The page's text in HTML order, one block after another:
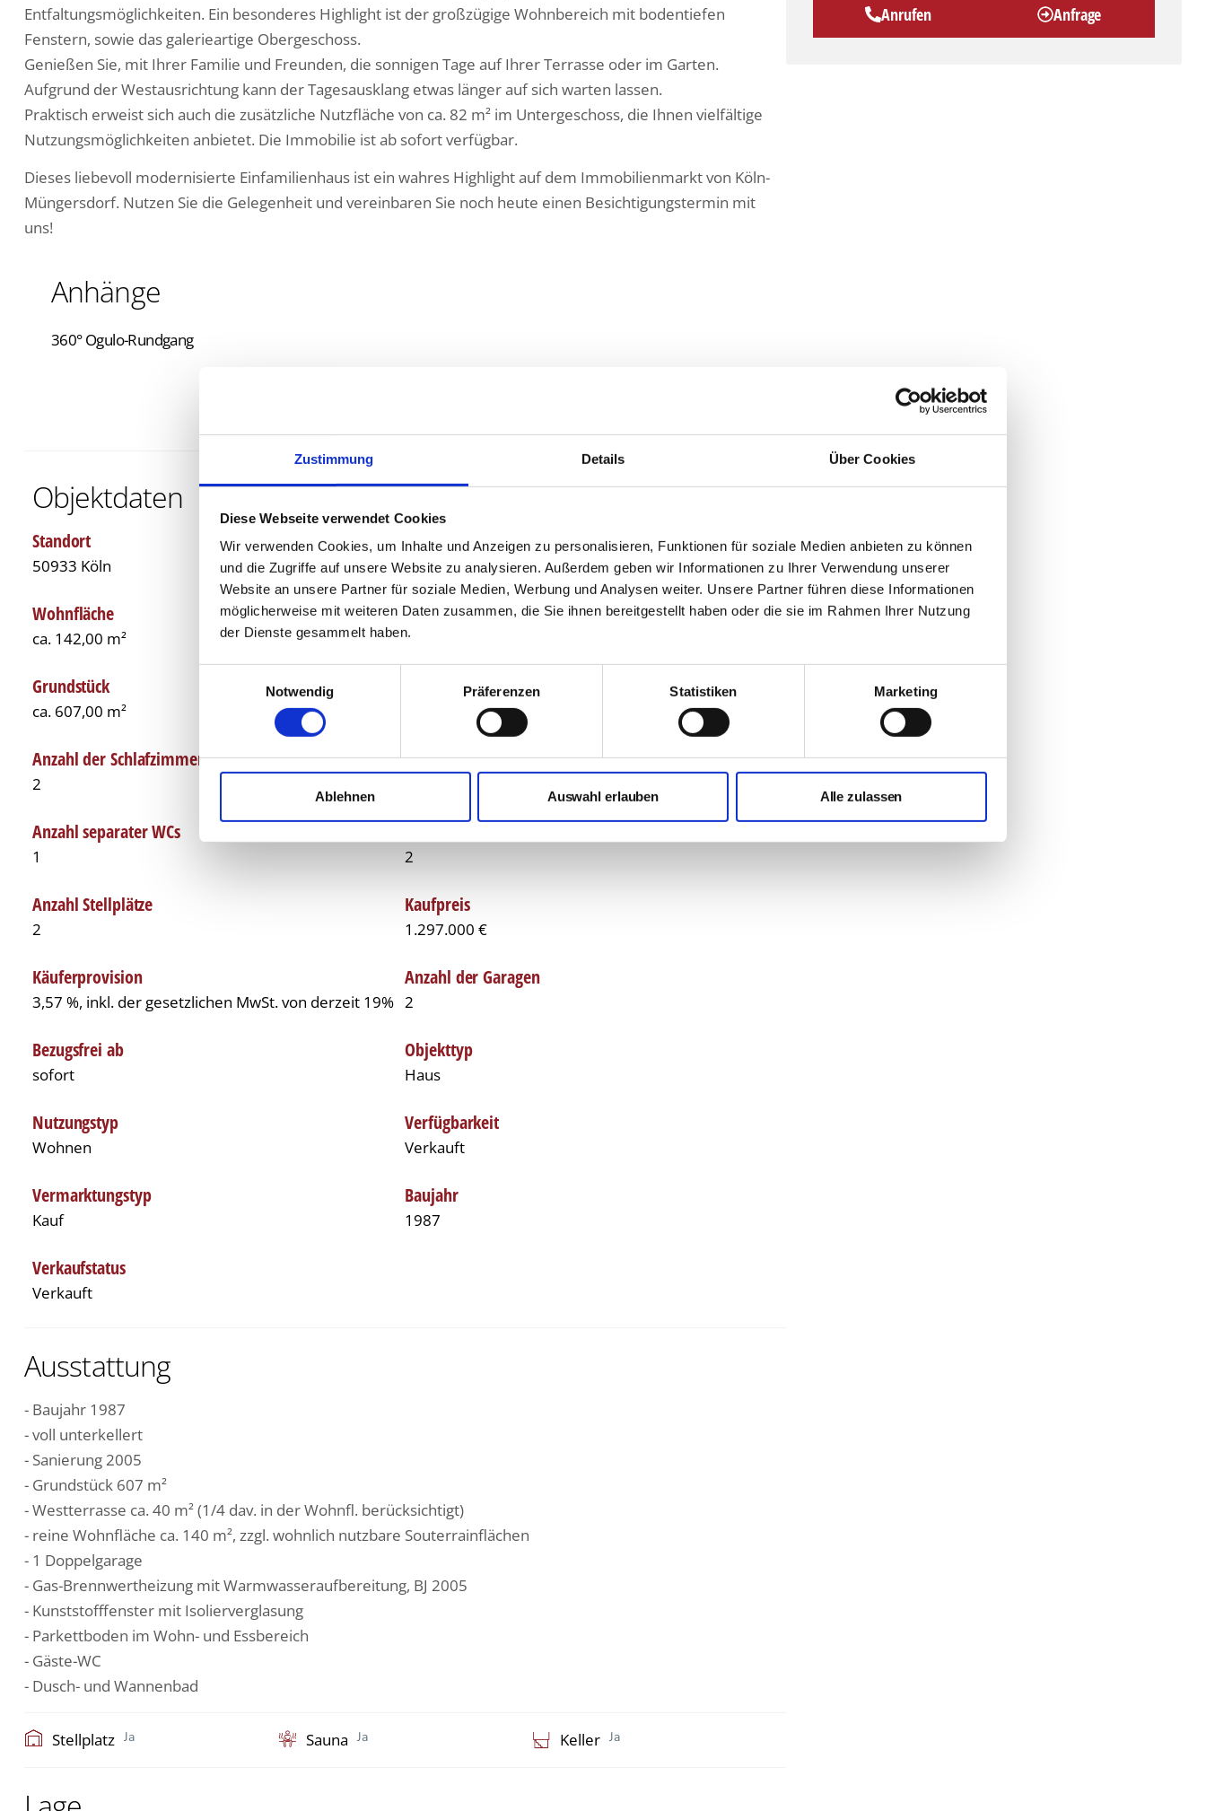
Zustimmung Details Über Cookies
Diese Webseite verwendet Cookies
Wir verwenden Cookies, um Inhalte und Anzeigen zu personalisieren, Funktionen für soziale Medien anbieten zu können
und die Zugriffe auf unsere Website zu analysieren. Außerdem geben wir Informationen zu Ihrer Verwendung unserer
Website an unsere Partner für soziale Medien, Werbung und Analysen weiter. Unsere Partner führen diese Informationen
möglicherweise mit weiteren Daten zusammen, die Sie ihnen bereitgestellt haben oder die sie im Rahmen Ihrer Nutzung
der Dienste gesammelt haben.
Notwendig
Präferenzen Statistiken Marketing
Ablehnen Auswahl erlauben Alle zulassen
Entfaltungsmöglichkeiten. Ein besonderes Highlight ist der großzügige Wohnbereich mit bodentiefen
Fenstern, sowie das galerieartige Obergeschoss.
Genießen Sie, mit Ihrer Familie und Freunden, die sonnigen Tage auf Ihrer Terrasse oder im Garten.
Aufgrund der Westausrichtung kann der Tagesausklang etwas länger auf sich warten lassen.
Praktisch erweist sich auch die zusätzliche Nutzfläche von ca. 82 m² im Untergeschoss, die Ihnen vielfältige
Nutzungsmöglichkeiten anbietet. Die Immobilie ist ab sofort verfügbar.
Dieses liebevoll modernisierte Einfamilienhaus ist ein wahres Highlight auf dem Immobilienmarkt von Köln-
Müngersdorf. Nutzen Sie die Gelegenheit und vereinbaren Sie noch heute einen Besichtigungstermin mit
uns!
Anhänge
360° Ogulo-Rundgang
Objektdaten
Standort
50933 Köln
Adresse
Roggenweg 13
Wohnfläche
ca. 142,00 m²
Nutzfläche
ca. 82,00 m²
Grundstück
ca. 607,00 m²
Anzahl Zimmer
Anzahl der Schlafzimmer
2
Anzahl Badezimmer
Anzahl separater WCs
1 2
Anzahl Stellplätze
2
Kaufpreis
1.297.000 €
Käuferprovision
3,57 %, inkl. der gesetzlichen MwSt. von derzeit 19%
Anzahl der Garagen
2
Bezugsfrei ab
sofort
Objekttyp
Haus
Nutzungstyp
Wohnen
Verfügbarkeit
Verkauft
Vermarktungstyp
Kauf
Baujahr
1987
Verkaufstatus
Verkauft
Ausstattung
- Baujahr 1987
- voll unterkellert
- Sanierung 2005
- Grundstück 607 m²
- Westterrasse ca. 40 m² (1/4 dav. in der Wohnfl. berücksichtigt)
- reine Wohnfläche ca. 140 m², zzgl. wohnlich nutzbare Souterrainflächen
- 1 Doppelgarage
- Gas-Brennwertheizung mit Warmwasseraufbereitung, BJ 2005
- Kunststofffenster mit Isolierverglasung
- Parkettboden im Wohn- und Essbereich
- Gäste-WC
- Dusch- und Wannenbad
Stellplatz Ja Sauna Ja Keller Ja
Anrufen Anfrage